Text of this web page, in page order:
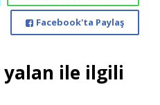
Facebook'ta Paylaş
ile ilgili